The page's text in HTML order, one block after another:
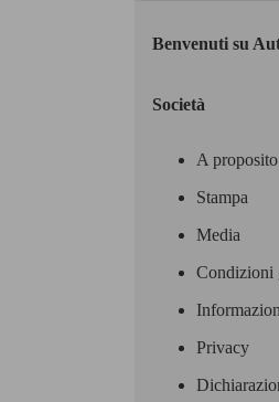
Benvenuti su
Società
A
Stampa
Media
Condizioni
Privacy